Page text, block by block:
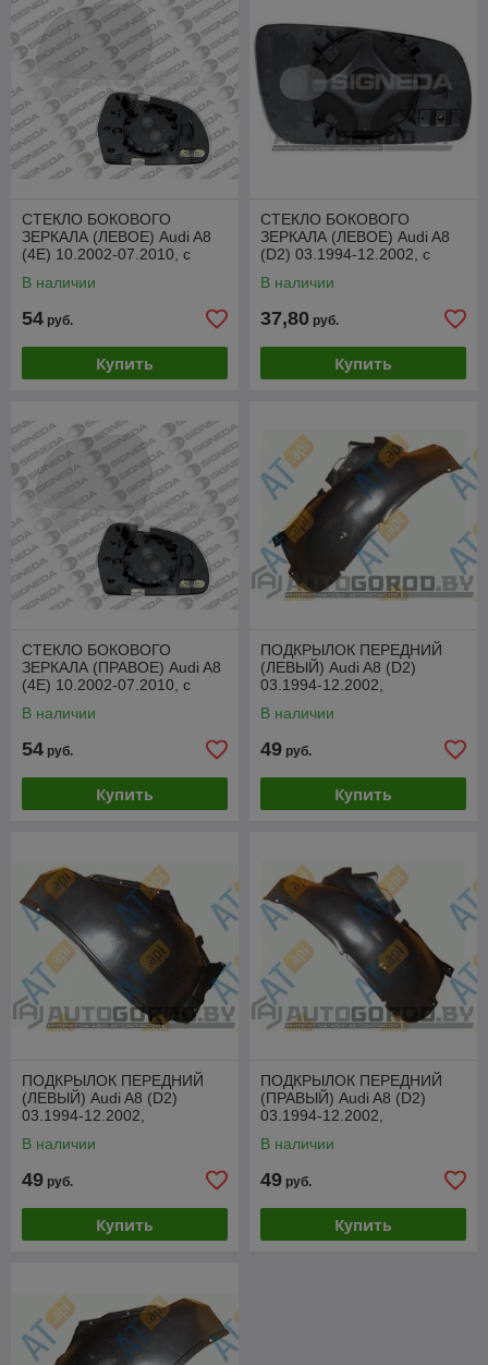
СТЕКЛО БОКОВОГО
ЗЕРКАЛА (ЛЕВОЕ) Audi A8
(4E) 10.2002-07.2010, с
В наличии
54 руб.
Купить
СТЕКЛО БОКОВОГО
ЗЕРКАЛА (ЛЕВОЕ) Audi A8
(D2) 03.1994-12.2002, с
В наличии
37,80 руб.
Купить
СТЕКЛО БОКОВОГО
ЗЕРКАЛА (ПРАВОЕ) Audi A8
(4E) 10.2002-07.2010, с
В наличии
54 руб.
Купить
ПОДКРЫЛОК ПЕРЕДНИЙ
(ЛЕВЫЙ) Audi A8 (D2)
03.1994-12.2002,
В наличии
49 руб.
Купить
ПОДКРЫЛОК ПЕРЕДНИЙ
(ЛЕВЫЙ) Audi A8 (D2)
03.1994-12.2002,
В наличии
49 руб.
Купить
ПОДКРЫЛОК ПЕРЕДНИЙ
(ПРАВЫЙ) Audi A8 (D2)
03.1994-12.2002,
В наличии
49 руб.
Купить